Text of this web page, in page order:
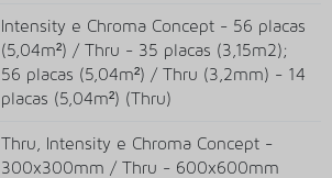
Intensity e Chroma Concept - 56 placas
(5,04m²) / Thru - 35 placas (3,15m2);
56 placas (5,04m²) / Thru (3,2mm) - 14
placas (5,04m²) (Thru)
Thru, Intensity e Chroma Concept -
300x300mm / Thru - 600x600mm